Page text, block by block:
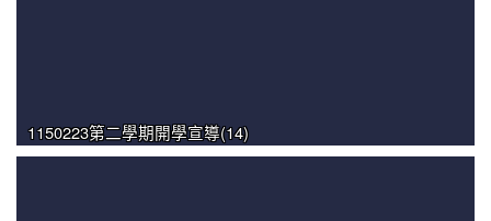
1150223第二學期開學宣導(14)